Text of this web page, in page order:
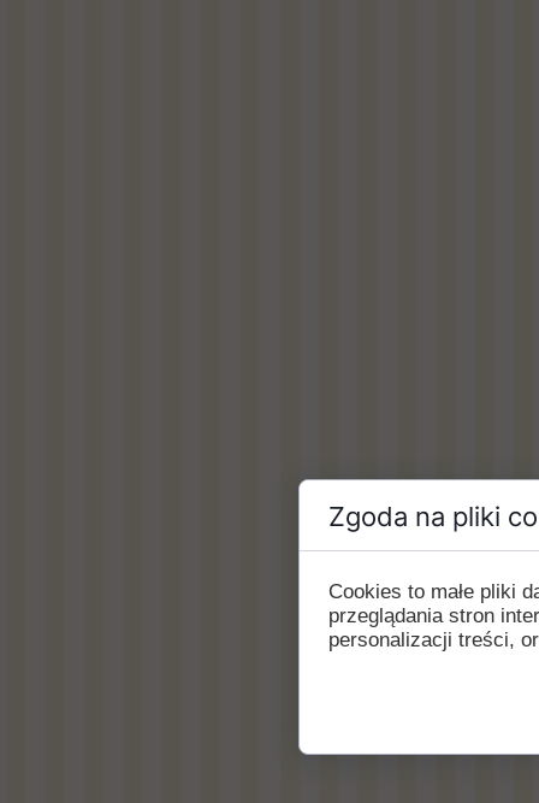
Zgoda na pliki
Cookies to małe pliki
przeglądania stron
personalizacji treści,